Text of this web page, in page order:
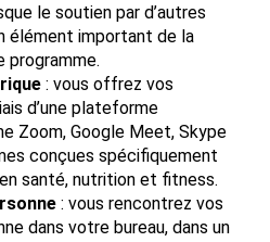
le soutien par d’autres
élément important de la
programme.
: vous offrez vos
d’une plateforme
Zoom, Google Meet, Skype
conçues spécifiquement
santé, nutrition et fitness.
: vous rencontrez vos
dans votre bureau, dans un